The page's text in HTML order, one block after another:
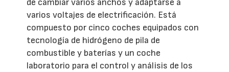
de cambiar varios anchos y adaptarse a
varios voltajes de electrificación. Está
compuesto por cinco coches equipados con
tecnología de hidrógeno de pila de
combustible y baterías y un coche
laboratorio para el control y análisis de los